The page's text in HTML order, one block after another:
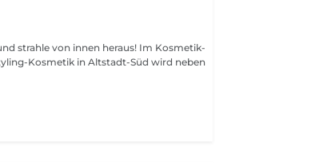
strahle von innen heraus! Im Kosmetik-
Kosmetik in Altstadt-Süd wird neben